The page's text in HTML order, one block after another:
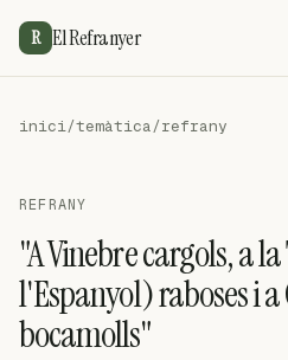
R El Refranyer
inici/temàtica/refrany
REFRANY
"A Vinebre cargols, a
l'Espanyol) raboses i a
bocamolls"